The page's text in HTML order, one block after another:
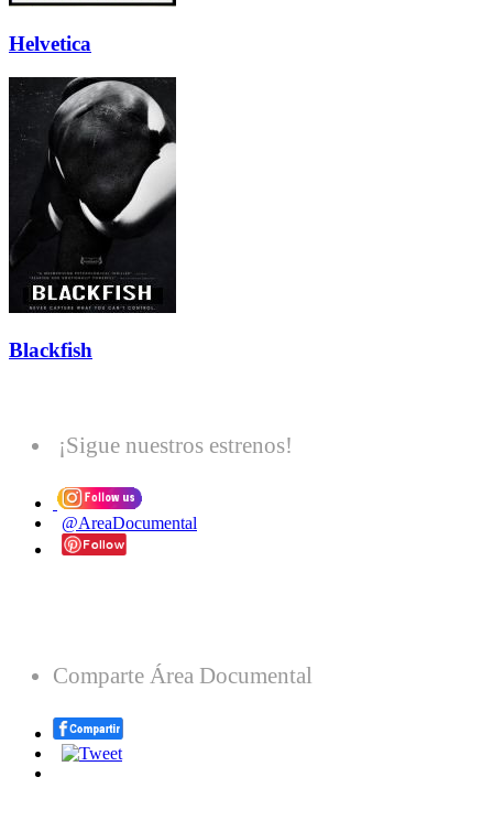
Helvetica
Blackfish
¡Sigue nuestros estrenos!
@AreaDocumental
Comparte Área Documental